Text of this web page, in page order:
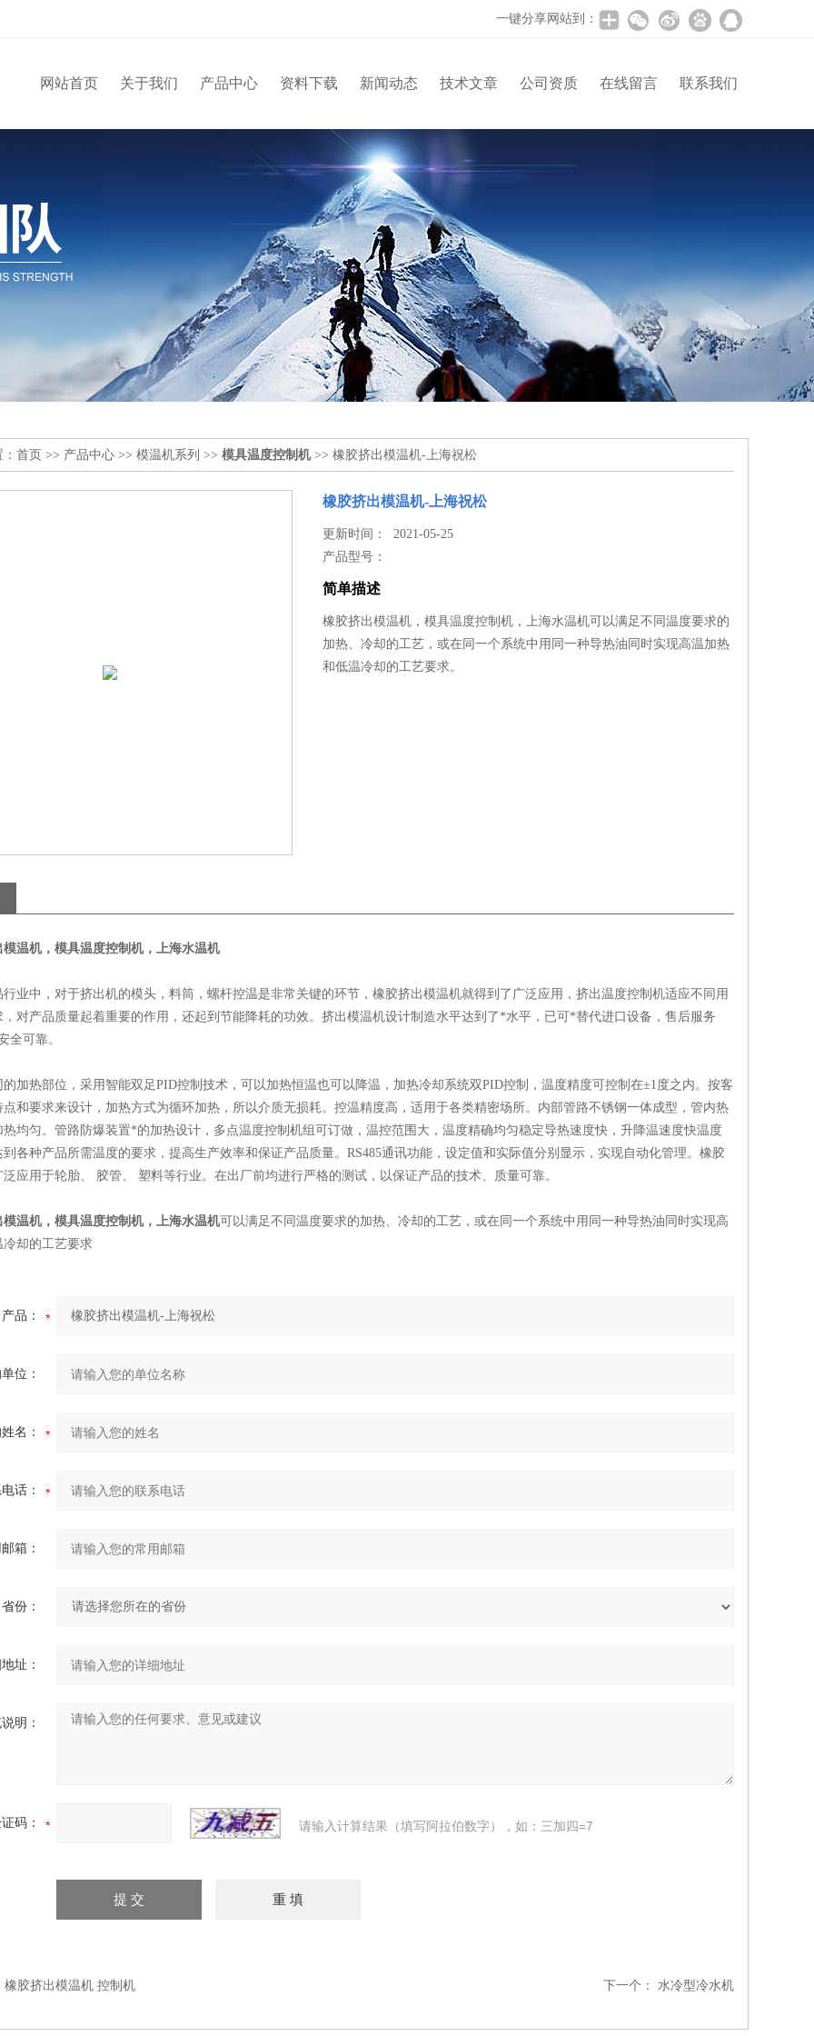
一键分享网站到：
网站首页 关于我们 产品中心 资料下载 新闻动态 技术文章 公司资质 在线留言 联系我们
首页 >> 产品中心 >> 模温机系列 >> 模具温度控制机>> 橡胶挤出模温机-上海祝松
橡胶挤出模温机-上海祝松
更新时间： 2021-05-25
产品型号：
简单描述
橡胶挤出模温机，模具温度控制机，上海水温机可以满足不同温度要求的
加热、冷却的工艺，或在同一个系统中用同一种导热油同时实现高温加热
和低温冷却的工艺要求。
模温机，模具温度控制机，上海水温机
中，对于挤出机的模头，料筒，螺杆控温是非常关键的环节，橡胶挤出模温机就得到了广泛应用，挤出温度控制机适应不同用
，对产品质量起着重要的作用，还起到节能降耗的功效。挤出模温机设计制造水平达到了*水平，已可*替代进口设备，售后服务
全可靠。
热部位，采用智能双足PID控制技术，可以加热恒温也可以降温，加热冷却系统双PID控制，温度精度可控制在±1度之内。按客
和要求来设计，加热方式为循环加热，所以介质无损耗。控温精度高，适用于各类精密场所。内部管路不锈钢一体成型，管内热
热均匀。管路防爆装置*的加热设计，多点温度控制机组可订做，温控范围大，温度精确均匀稳定导热速度快，升降温速度快温度
各种产品所需温度的要求，提高生产效率和保证产品质量。RS485通讯功能，设定值和实际值分别显示，实现自动化管理。橡胶
应用于轮胎、 胶管、 塑料等行业。在出厂前均进行严格的测试，以保证产品的技术、质量可靠。
模温机，模具温度控制机，上海水温机可以满足不同温度要求的加热、冷却的工艺，或在同一个系统中用同一种导热油同时实现高
却的工艺要求
产品：
位：
名：
话：
箱：
省份：
址：
明：
码： 请输入计算结果（填写阿拉伯数字），如：三加四=7
橡胶挤出模温机 控制机 下一个： 水冷型冷水机